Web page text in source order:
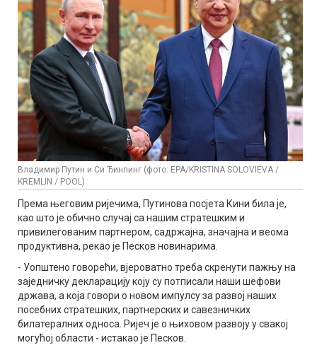
Владимир Путин и Си Ђинпинг (фото: EPA/KRISTINA SOLOVIEVA /
KREMLIN / POOL)
Према његовим ријечима, Путинова посјета Кини била је,
као што је обично случај са нашим стратешким и
привилегованим партнером, садржајна, значајна и веома
продуктивна, рекао је Песков новинарима.
- Уопштено говорећи, вјероватно треба скренути пажњу на
заједничку декларацију коју су потписали наши шефови
држава, а која говори о новом импулсу за развој наших
посебних стратешких, партнерских и савезничких
билатералних односа. Ријеч је о њиховом развоју у свакој
могућој области - истакао је Песков.